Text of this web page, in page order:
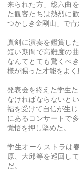
来られた方」総六曲
た観客たちは熱烈に
つかしき金剛山」で肯
真剣に演奏を鑑賞し
短い期間で高難度の
なんてとても驚くべ
様が賜った才能をよく
発表会を終えた学生
なければならないと
福を受けて自信が生
にあるコンサートで
覚悟を押し堅めた。
学生オーケストラは
原、大邱等を巡回し
だ。